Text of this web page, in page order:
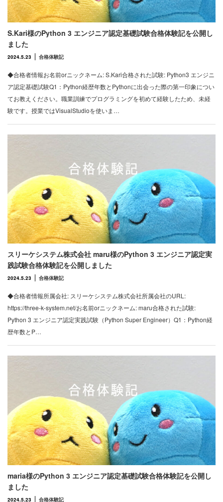
S.Kari様のPython 3 エンジニア認定基礎試験合格体験記を公開し
ました
2024.5.23 合格体験記
◆合格者情報お名前orニックネーム: S.Kari合格された試験: Python3 エンジニ
ア認定基礎試験Q1：Python経歴年数とPythonに出会った際の第一印象につい
てお教えください。職業訓練でプログラミングを初めて経験したため、未経
験です。授業ではVisualStudioを使いま…
スリーケシステム株式会社 maru様のPython 3 エンジニア認定実
践試験合格体験記を公開しました
2024.5.23 合格体験記
◆合格者情報所属会社: スリーケシステム株式会社所属会社のURL:
https://three-k-system.net/お名前orニックネーム: maru合格された試験:
Python 3 エンジニア認定実践試験（Python Super Engineer）Q1：Python経
歴年数とP…
maria様のPython 3 エンジニア認定基礎試験合格体験記を公開し
ました
2024.5.23 合格体験記